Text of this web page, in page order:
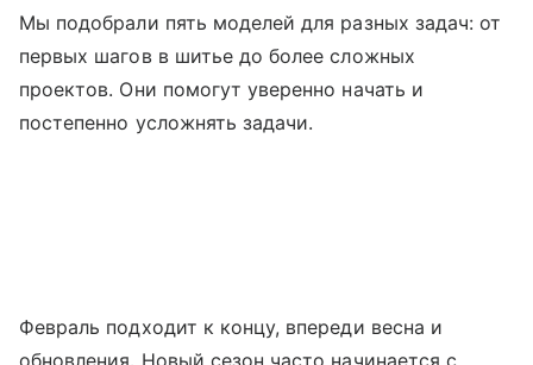
Мы подобрали пять моделей для разных задач: от
первых шагов в шитье до более сложных
проектов. Они помогут уверенно начать и
постепенно усложнять задачи.
Февраль подходит к концу, впереди весна и